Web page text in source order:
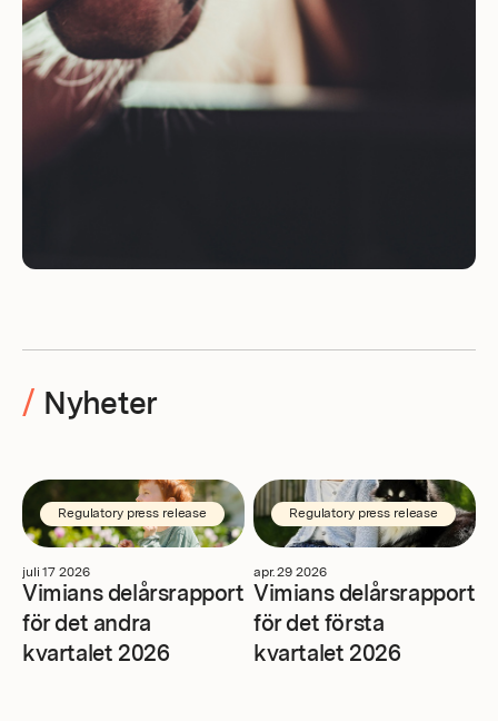
/ Nyheter
Regulatory press release
juli 17 2026
Vimians delårsrapport
för det andra
kvartalet 2026
Regulatory press release
apr. 29 2026
Vimians delårsrapport
för det första
kvartalet 2026